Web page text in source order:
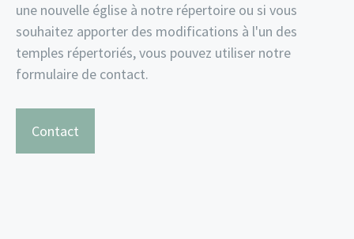
une nouvelle église à notre répertoire ou si vous
souhaitez apporter des modifications à l'un des
temples répertoriés, vous pouvez utiliser notre
formulaire de contact.
Contact